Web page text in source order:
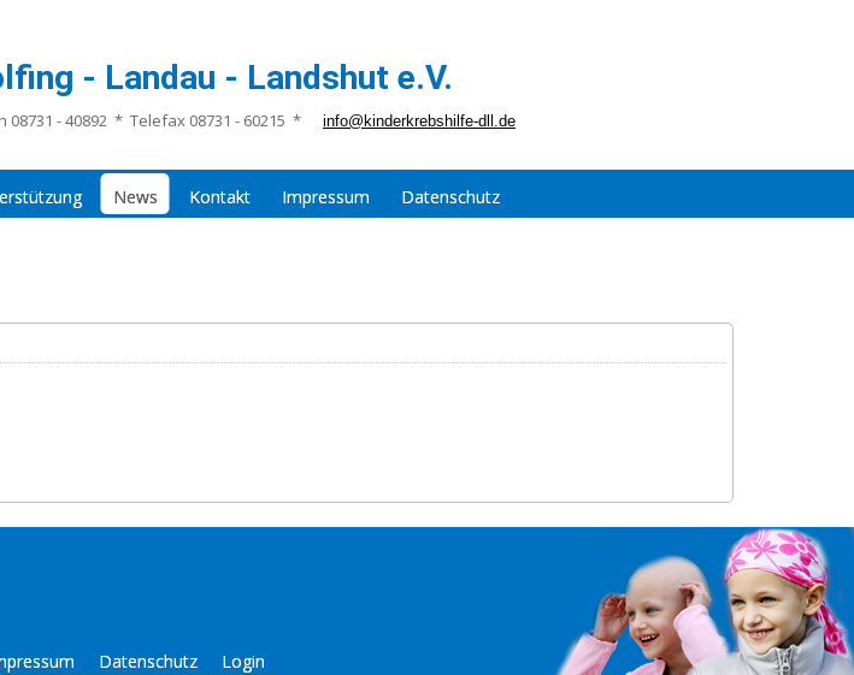
- Landau - Landshut e.V.
- 40892 * Telefax 08731 - 60215 * info@kinderkrebshilfe-dll.de
News Kontakt Impressum Datenschutz
Datenschutz Login